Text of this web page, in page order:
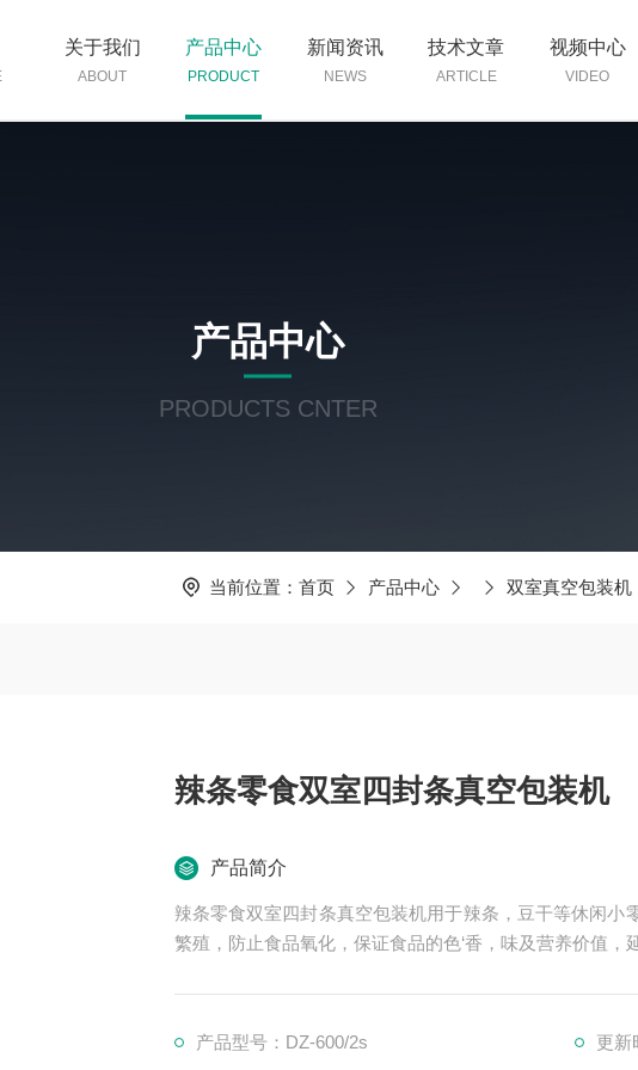
关于我们
ABOUT
产品中心
PRODUCT
新闻资讯
NEWS
技术文章
ARTICLE
视频中心
VIDEO
产品中心
PRODUCTS CNTER
当前位置： 首页 产品中心 双室真空包装机
辣条零食双室四封条真空包装机
产品简介
辣条零食双室四封条真空包装机用于辣条，豆干等休闲小
繁殖，防止食品氧化，保证食品的色‘香，味及营养价值，
产品型号：DZ-600/2s 更新